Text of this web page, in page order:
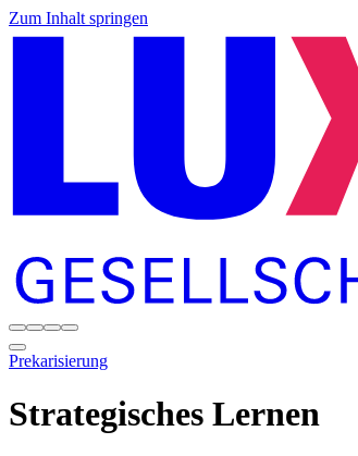
Zum Inhalt springen
Prekarisierung
Strategisches Lernen